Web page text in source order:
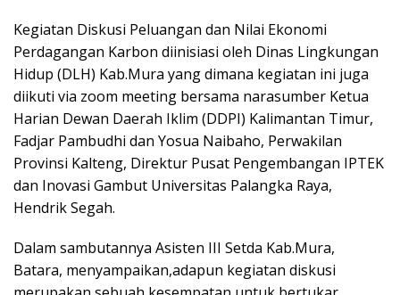
Kegiatan Diskusi Peluangan dan Nilai Ekonomi
Perdagangan Karbon diinisiasi oleh Dinas Lingkungan
Hidup (DLH) Kab.Mura yang dimana kegiatan ini juga
diikuti via zoom meeting bersama narasumber Ketua
Harian Dewan Daerah Iklim (DDPI) Kalimantan Timur,
Fadjar Pambudhi dan Yosua Naibaho, Perwakilan
Provinsi Kalteng, Direktur Pusat Pengembangan IPTEK
dan Inovasi Gambut Universitas Palangka Raya,
Hendrik Segah.
Dalam sambutannya Asisten III Setda Kab.Mura,
Batara, menyampaikan,adapun kegiatan diskusi